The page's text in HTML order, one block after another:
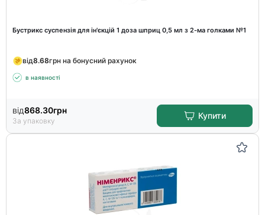
Бустрикс суспензія для ін'єкцій 1 доза шприц 0,5 мл з 2-ма голками №1
від8.68грн на бонусний рахунок
в наявності
від868.30грн
За упаковку
Купити